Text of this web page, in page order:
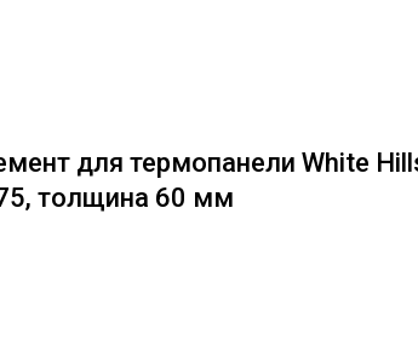
для термопанели White
толщина 60 мм